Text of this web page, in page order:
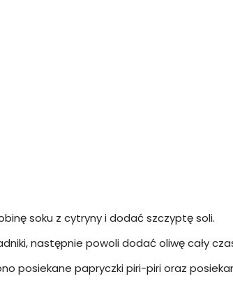
soku z cytryny i dodać szczyptę soli.
następnie powoli dodać oliwę cały
posiekane papryczki piri-piri oraz